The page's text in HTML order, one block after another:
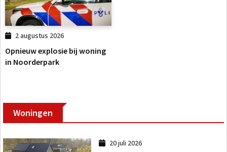
2 augustus 2026
Opnieuw explosie bij woning
in Noorderpark
Woningen
20 juli 2026